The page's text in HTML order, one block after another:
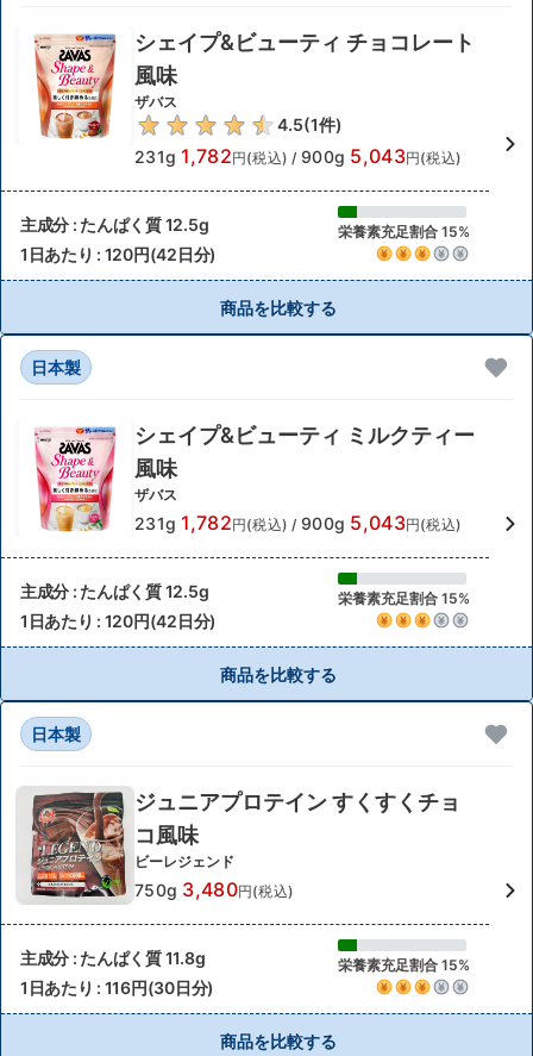
シェイプ&ビューティ チョコレート
風味
ザバス
4.5(1件)
231g 1,782円(税込) / 900g 5,043円(税込)
主成分 : たんぱく質 12.5g 栄養素充足割合 15%
1日あたり : 120円(42日分)
商品を比較する
日本製
シェイプ&ビューティ ミルクティー
風味
ザバス
231g 1,782円(税込) / 900g 5,043円(税込)
主成分 : たんぱく質 12.5g 栄養素充足割合 15%
1日あたり : 120円(42日分)
商品を比較する
日本製
ジュニアプロテイン すくすくチョ
コ風味
ビーレジェンド
750g 3,480円(税込)
主成分 : たんぱく質 11.8g 栄養素充足割合 15%
1日あたり : 116円(30日分)
商品を比較する